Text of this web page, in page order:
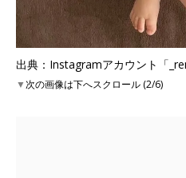
出典：Instagramアカウント「
▼次の画像は下へスクロール (2/6)